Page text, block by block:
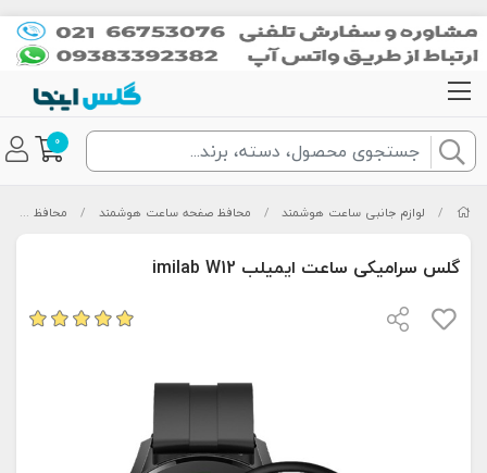
0
/ لوازم جانبی ساعت هوشمند / محافظ صفحه ساعت هوشمند / محافظ صفحه ساعت ایمیلب imilab
گلس سرامیکی ساعت ایمیلب imilab W12